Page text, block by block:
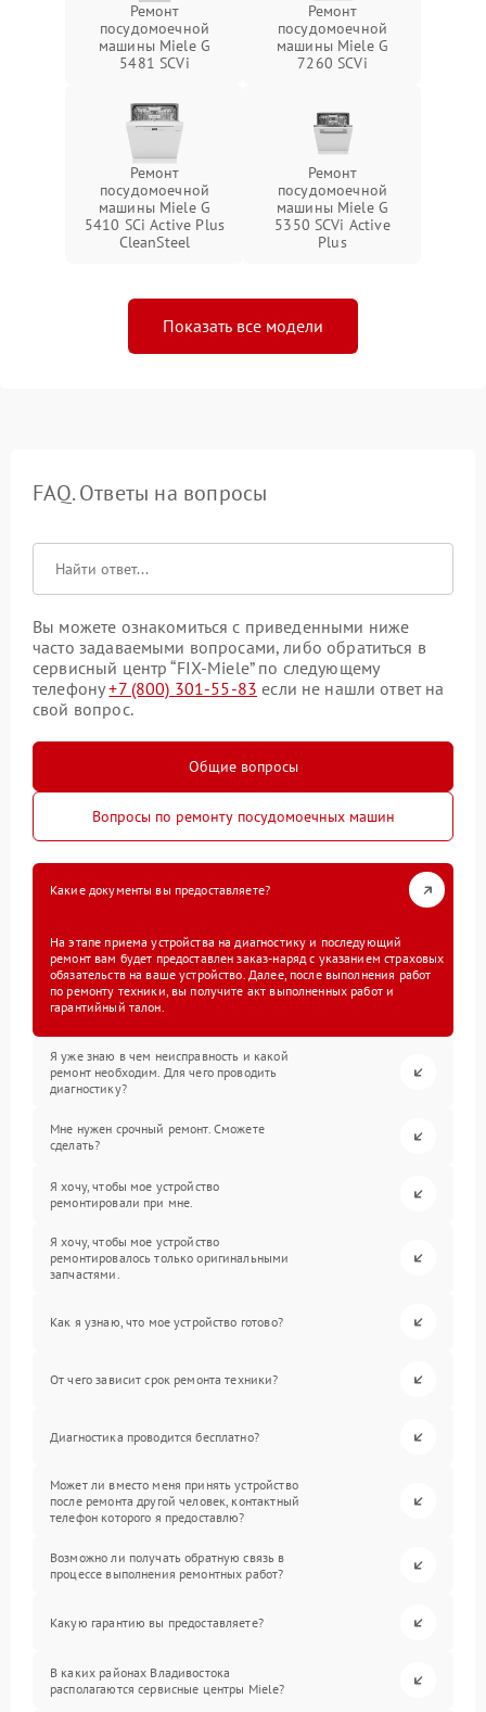
Ремонт
посудомоечной
машины Miele G
5481 SCVi
Ремонт
посудомоечной
машины Miele G
7260 SCVi
Ремонт
посудомоечной
машины Miele G
5410 SCi Active Plus
CleanSteel
Ремонт
посудомоечной
машины Miele G
5350 SCVi Active
Plus
Показать все модели
FAQ. Ответы на вопросы
Вы можете ознакомиться с приведенными ниже
часто задаваемыми вопросами, либо обратиться в
сервисный центр “FIX-Miele” по следующему
телефону+7 (800) 301-55-83 если не нашли ответ на
свой вопрос.
Общие вопросы
Вопросы по ремонту посудомоечных машин
Какие документы вы предоставляете?
На этапе приема устройства на диагностику и последующий
ремонт вам будет предоставлен заказ-наряд с указанием страховых
обязательств на ваше устройство. Далее, после выполнения работ
по ремонту техники, вы получите акт выполненных работ и
гарантийный талон.
Я уже знаю в чем неисправность и какой
ремонт необходим. Для чего проводить
диагностику?
Мне нужен срочный ремонт. Сможете
сделать?
Я хочу, чтобы мое устройство
ремонтировали при мне.
Я хочу, чтобы мое устройство
ремонтировалось только оригинальными
запчастями.
Как я узнаю, что мое устройство готово?
От чего зависит срок ремонта техники?
Диагностика проводится бесплатно?
Может ли вместо меня принять устройство
после ремонта другой человек, контактный
телефон которого я предоставлю?
Возможно ли получать обратную связь в
процессе выполнения ремонтных работ?
Какую гарантию вы предоставляете?
В каких районах Владивостока
располагаются сервисные центры Miele?